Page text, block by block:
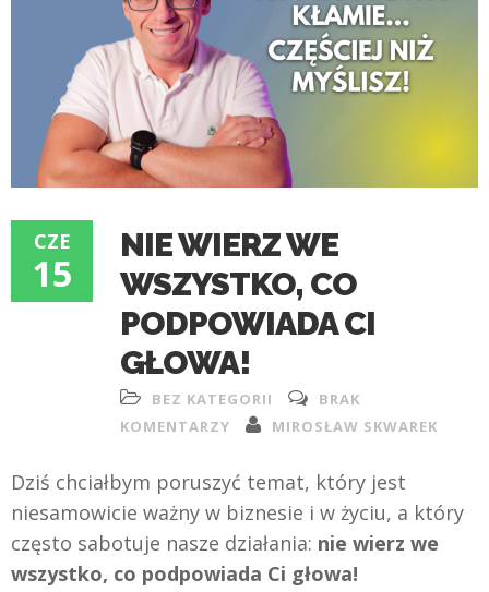
CZE
15
NIE WIERZ WE
WSZYSTKO, CO
PODPOWIADA CI
GŁOWA!
BEZ KATEGORII
BRAK
KOMENTARZY
MIROSŁAW SKWAREK
Dziś chciałbym poruszyć temat, który jest
niesamowicie ważny w biznesie i w życiu, a który
często sabotuje nasze działania: nie wierz we
wszystko, co podpowiada Ci głowa!